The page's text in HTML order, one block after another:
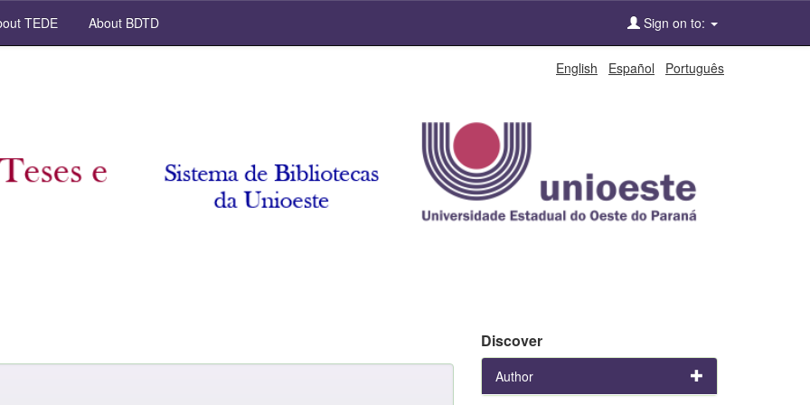
TEDE About BDTD Sign on to:
English Español Português
Discover
Author